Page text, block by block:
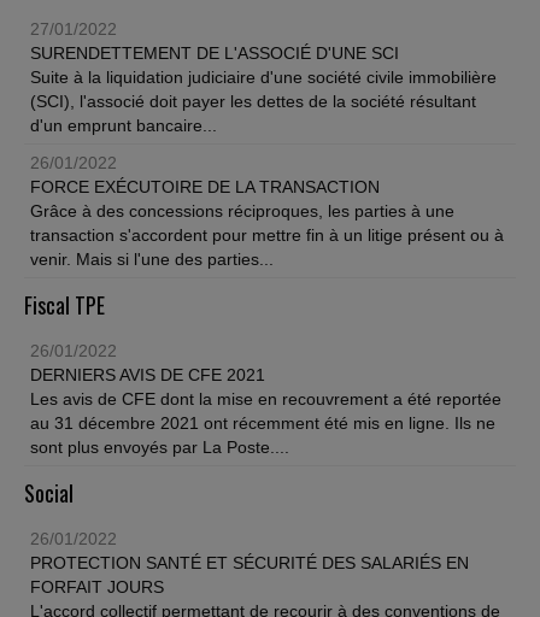
27/01/2022
SURENDETTEMENT DE L'ASSOCIÉ D'UNE SCI
Suite à la liquidation judiciaire d'une société civile immobilière
(SCI), l'associé doit payer les dettes de la société résultant
d'un emprunt bancaire...
26/01/2022
FORCE EXÉCUTOIRE DE LA TRANSACTION
Grâce à des concessions réciproques, les parties à une
transaction s'accordent pour mettre fin à un litige présent ou à
venir. Mais si l'une des parties...
Fiscal TPE
26/01/2022
DERNIERS AVIS DE CFE 2021
Les avis de CFE dont la mise en recouvrement a été reportée
au 31 décembre 2021 ont récemment été mis en ligne. Ils ne
sont plus envoyés par La Poste....
Social
26/01/2022
PROTECTION SANTÉ ET SÉCURITÉ DES SALARIÉS EN
FORFAIT JOURS
L'accord collectif permettant de recourir à des conventions de